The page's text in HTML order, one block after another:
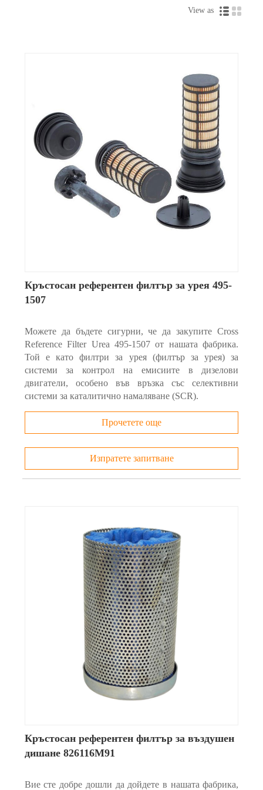
Предпочитан: Ние сме предпочитаният избор от производители на
GREEN-FILTER е пионер в използването на широк набор от
инструменти за инженеринг, дизайн и тестване, използвани по
време на процеса на разработване и валидиране на продукта.
GREEN-FILTER е изцяло ангажиран с предоставянето на
качествени продукти и е отговорен корпоративен гражданин. Ще
откриете, че GREEN-FILTER се стреми да изпълни или надхвърли
изискванията на клиентите и го правим чрез координиране на
непрекъснати дейности за подобряване.
View as
Кръстосан референтен филтър за урея 495-
1507
Можете да бъдете сигурни, че да закупите Cross
Reference Filter Urea 495-1507 от нашата фабрика.
Той е като филтри за урея (филтър за урея) за
системи за контрол на емисиите в дизелови
двигатели, особено във връзка със селективни
системи за каталитично намаляване (SCR).
Прочетете още
Изпратете запитване
Кръстосан референтен филтър за въздушен
дишане 826116M91
Вие сте добре дошли да дойдете в нашата фабрика,